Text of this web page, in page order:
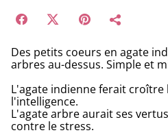
Des petits coeurs en agate
arbres au-dessus. Simple et
L'agate indienne ferait croître
l'intelligence.
L'agate arbre aurait ses
contre le stress.